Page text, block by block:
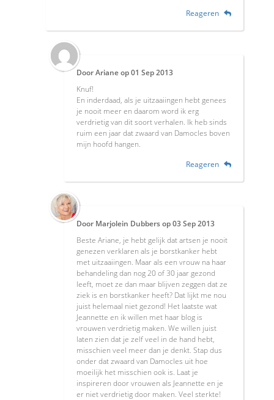
Reageren
DoorArianeop01 Sep 2013
Knuf!
En inderdaad, als je uitzaaiingen hebt genees
je nooit meer en daarom word ik erg
verdrietig van dit soort verhalen. Ik heb sinds
ruim een jaar dat zwaard van Damocles boven
mijn hoofd hangen.
Reageren
Door Marjolein Dubbersop03 Sep 2013
Beste Ariane, je hebt gelijk dat artsen je nooit
genezen verklaren als je borstkanker hebt
met uitzaaiingen. Maar als een vrouw na haar
behandeling dan nog 20 of 30 jaar gezond
leeft, moet ze dan maar blijven zeggen dat ze
ziek is en borstkanker heeft? Dat lijkt me nou
juist helemaal niet gezond! Het laatste wat
Jeannette en ik willen met haar blog is
vrouwen verdrietig maken. We willen juist
laten zien dat je zelf veel in de hand hebt,
misschien veel meer dan je denkt. Stap dus
onder dat zwaard van Damocles uit hoe
moeilijk het misschien ook is. Laat je
inspireren door vrouwen als Jeannette en je
er niet verdrietig door maken. Veel sterkte!